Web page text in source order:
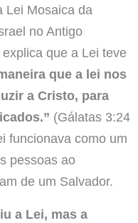
Lei Mosaica da
no Antigo
que a Lei teve
que a lei nos
a Cristo, para
(Gálatas 3:24
funcionava como um
pessoas ao
de um Salvador.
a Lei, mas a